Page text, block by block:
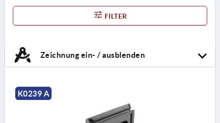
FILTER
Zeichnung ein- / ausblenden
K0239 A